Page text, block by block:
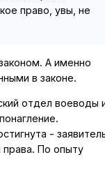
право, увы, не
А именно
в законе.
отдел воеводы
-
права. По опыту